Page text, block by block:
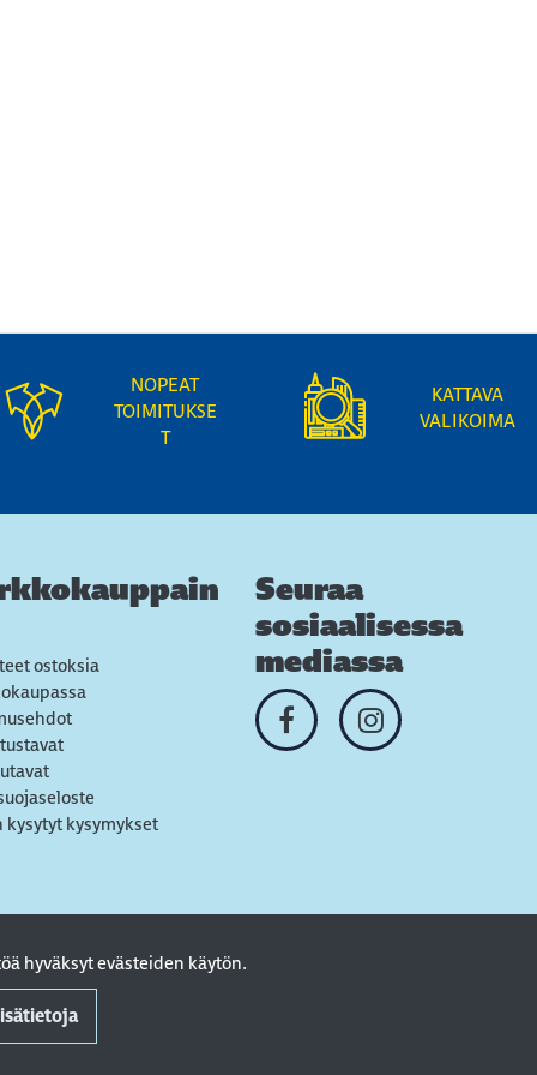
hyväksyt evästeiden käytön.
NOPEAT
TOIMITUKSE
T
KATTAVA
VALIKOIMA
ostoksia
kysytyt kysymykset
Seuraa
sosiaalisessa
mediassa